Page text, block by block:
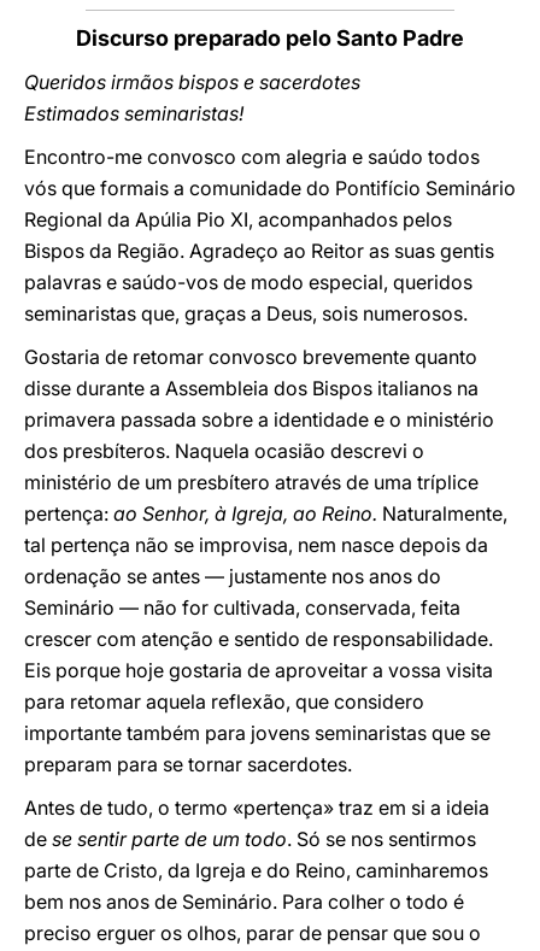
Discurso preparado pelo Santo Padre
Queridos irmãos bispos e sacerdotes
Estimados seminaristas!
Encontro-me convosco com alegria e saúdo todos
vós que formais a comunidade do Pontifício Seminário
Regional da Apúlia Pio XI, acompanhados pelos
Bispos da Região. Agradeço ao Reitor as suas gentis
palavras e saúdo-vos de modo especial, queridos
seminaristas que, graças a Deus, sois numerosos.
Gostaria de retomar convosco brevemente quanto
disse durante a Assembleia dos Bispos italianos na
primavera passada sobre a identidade e o ministério
dos presbíteros. Naquela ocasião descrevi o
ministério de um presbítero através de uma tríplice
pertença: ao Senhor, à Igreja, ao Reino. Naturalmente,
tal pertença não se improvisa, nem nasce depois da
ordenação se antes — justamente nos anos do
Seminário — não for cultivada, conservada, feita
crescer com atenção e sentido de responsabilidade.
Eis porque hoje gostaria de aproveitar a vossa visita
para retomar aquela reflexão, que considero
importante também para jovens seminaristas que se
preparam para se tornar sacerdotes.
Antes de tudo, o termo «pertença» traz em si a ideia
de se sentir parte de um todo. Só se nos sentirmos
parte de Cristo, da Igreja e do Reino, caminharemos
bem nos anos de Seminário. Para colher o todo é
preciso erguer os olhos, parar de pensar que sou o